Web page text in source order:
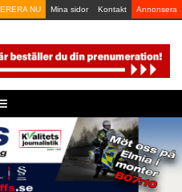
NU Mina sidor Kontakt Annonsera